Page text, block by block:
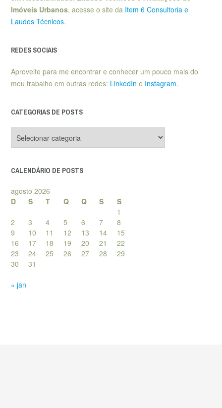
Imóveis Urbanos, acesse o site da Item 6 Consultoria e
Laudos Técnicos.
REDES SOCIAIS
Aproveite para me encontrar e conhecer um pouco mais do
meu trabalho em outras redes: LinkedIn e Instagram.
CATEGORIAS DE POSTS
de
CALENDÁRIO DE POSTS
agosto 2026
D
S T Q Q S
S
1
2
3 4 5 6 7
8
9
10 11 12 13 14
15
16
17 18 19 20 21
22
23
24 25 26 27 28
29
30
31
« jan